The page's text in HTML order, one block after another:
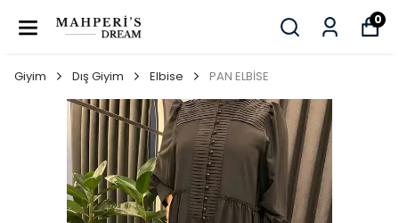
0
Giyim Dış Giyim Elbise PAN ELBİSE